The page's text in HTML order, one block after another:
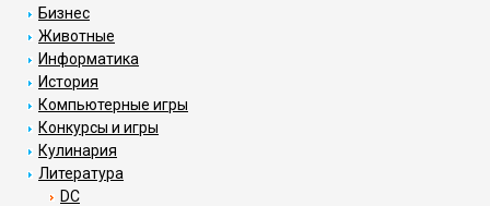
Бизнес
Животные
Информатика
История
Компьютерные игры
Конкурсы и игры
Кулинария
Литература
DC